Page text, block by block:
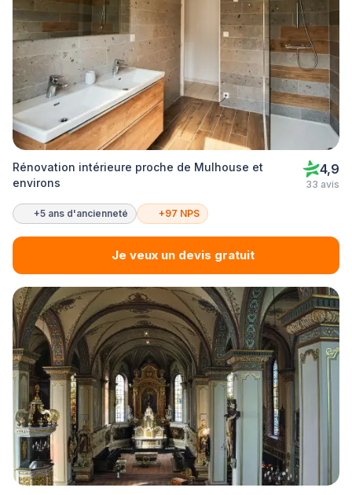
Rénovation intérieure proche de Mulhouse et
environs
4,9
33 avis
+5 ans d'ancienneté +97 NPS
Je veux un devis gratuit